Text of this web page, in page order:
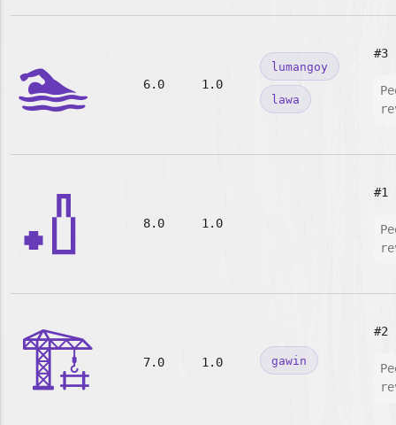
🏊 6.0 1.0
lumangoy
lawa
#3
🏏 8.0 1.0
#1
🏗️ 7.0 1.0 gawin
#2